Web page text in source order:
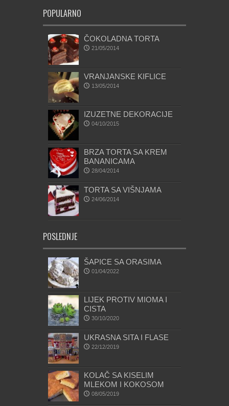
POPULARNO
ČOKOLADNA TORTA
21/05/2014
VRANJANSKE KIFLICE
13/05/2014
IZUZETNE DEKORACIJE
04/10/2015
BRZA TORTA SA KREM
BANANICAMA
28/04/2014
TORTA SA VIŠNJAMA
24/06/2014
POSLEDNJE
ŠAPICE SA ORASIMA
01/04/2022
LIJEK PROTIV MIOMA I
CISTA
30/10/2020
UKRASNA SITA I FLASE
22/12/2019
KOLAČ SA KISELIM
MLEKOM I KOKOSOM
08/05/2019